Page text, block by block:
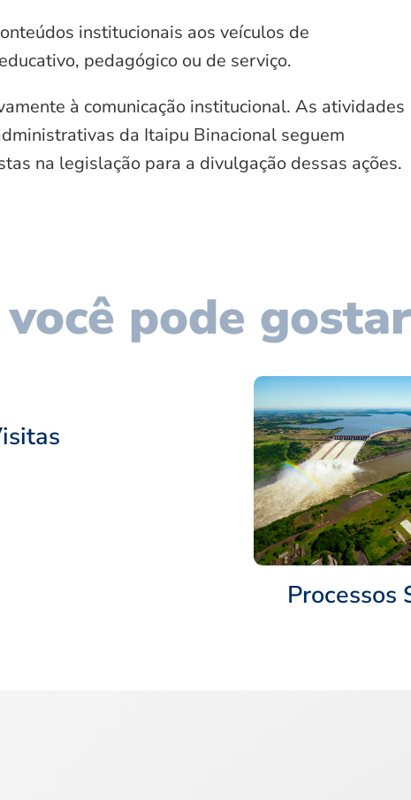
institucionais aos veículos de
pedagógico ou de serviço.
à comunicação institucional. As atividades
da Itaipu Binacional seguem
na legislação para a divulgação dessas ações.
pode gostar
Processos